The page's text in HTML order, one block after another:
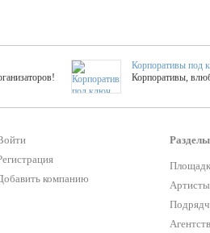
Корпоративы под
Корпоративы,
Гибкие цены!
Более 420
Мастер-классы
ТОП 25 активностей!
компанию
Артисты